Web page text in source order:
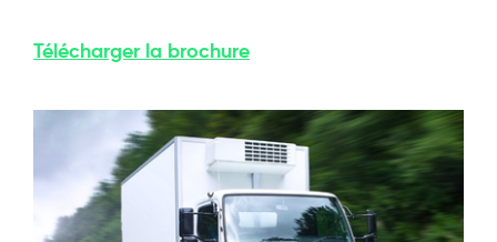
Télécharger la brochure